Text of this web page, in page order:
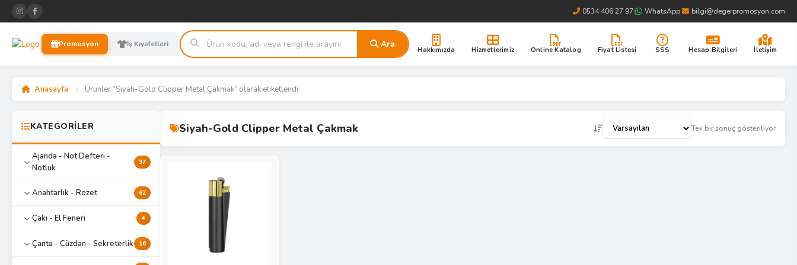
0534 406 27 97| WhatsApp| bilgi@degerpromosyon.com
Promosyon İş Kıyafetleri Ara
Hakkımızda Hizmetlerimiz Online Katalog Fiyat Listesi SSS Hesap Bilgileri İletişim
Anasayfa Ürünler “Siyah-Gold Clipper Metal Çakmak” olarak etiketlendi
KATEGORİLER
Ajanda - Not Defteri -
Notluk
37
Anahtarlık - Rozet 62
Çakı - El Feneri 4
Çanta - Cüzdan - Sekreterlik 16
Siyah-Gold Clipper Metal Çakmak Tek bir sonuç gösteriliyor